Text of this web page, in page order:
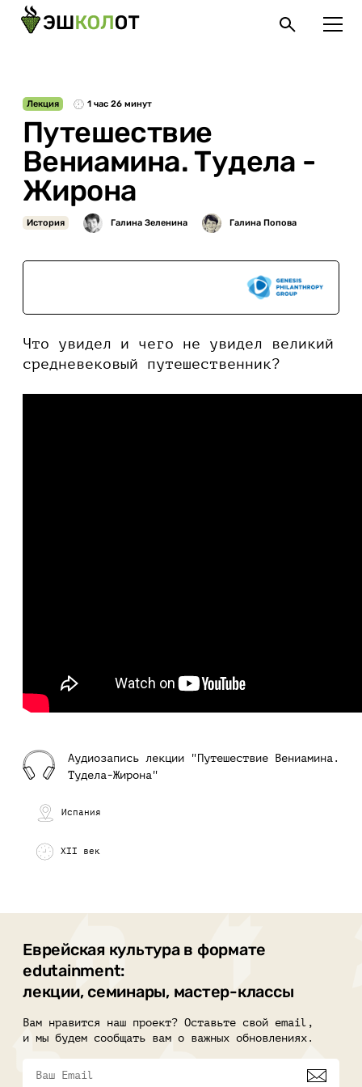
Путешествие
Вениамина. Тудела -
Жирона
Лекция 1 час 26 минут
История
Что увидел и чего не увидел великий
средневековый путешественник?
Аудиозапись лекции "Путешествие Вениамина.
Тудела-Жирона"
При поддержке
Испания
XII век
Еврейская культура в формате
edutainment:
лекции, семинары, мастер-классы
Вам нравится наш проект? Оставьте свой email,
и мы будем сообщать вам о важных обновлениях.